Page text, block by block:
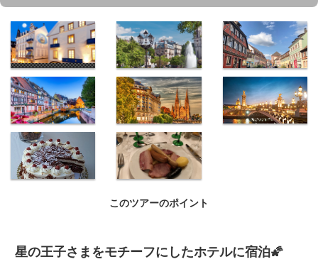
星の王子様ホ
テル
バーデンバー
デンの街
ゲンゲンバッ
ハ
コルマール
ストラスブー
ル
このツアーのポイント
星の王子さまをモチーフにしたホテルに宿泊🌠